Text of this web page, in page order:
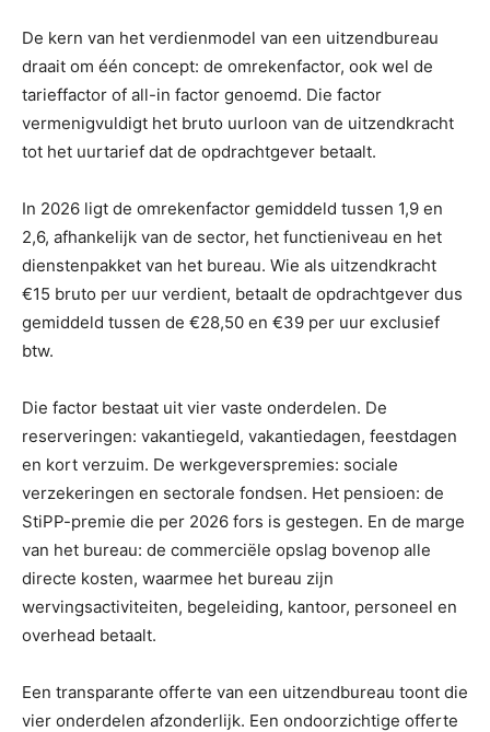
De kern van het verdienmodel van een uitzendbureau
draait om één concept: de omrekenfactor, ook wel de
tarieffactor of all-in factor genoemd. Die factor
vermenigvuldigt het bruto uurloon van de uitzendkracht
tot het uurtarief dat de opdrachtgever betaalt.
In 2026 ligt de omrekenfactor gemiddeld tussen 1,9 en
2,6, afhankelijk van de sector, het functieniveau en het
dienstenpakket van het bureau. Wie als uitzendkracht
€15 bruto per uur verdient, betaalt de opdrachtgever dus
gemiddeld tussen de €28,50 en €39 per uur exclusief
btw.
Die factor bestaat uit vier vaste onderdelen. De
reserveringen: vakantiegeld, vakantiedagen, feestdagen
en kort verzuim. De werkgeverspremies: sociale
verzekeringen en sectorale fondsen. Het pensioen: de
StiPP-premie die per 2026 fors is gestegen. En de marge
van het bureau: de commerciële opslag bovenop alle
directe kosten, waarmee het bureau zijn
wervingsactiviteiten, begeleiding, kantoor, personeel en
overhead betaalt.
Een transparante offerte van een uitzendbureau toont die
vier onderdelen afzonderlijk. Een ondoorzichtige offerte